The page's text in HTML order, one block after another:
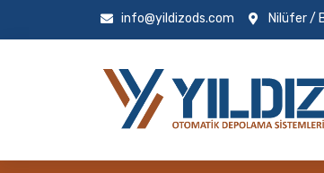
info@yildizods.com Nilüfer /